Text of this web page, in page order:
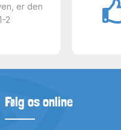
er den
2
Følg os online